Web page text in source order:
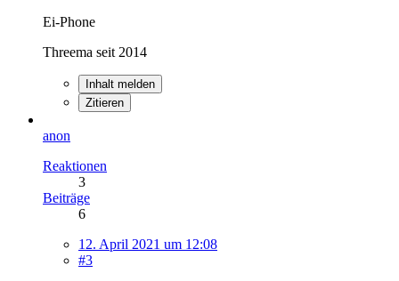
Ei-Phone
Threema seit 2014
Inhalt melden
Zitieren
anon
Reaktionen
3
Beiträge
6
12. April 2021 um 12:08
#3